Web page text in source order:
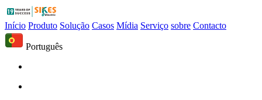
Início Produto Solução Casos Mídia Serviço sobre Contacto
Português